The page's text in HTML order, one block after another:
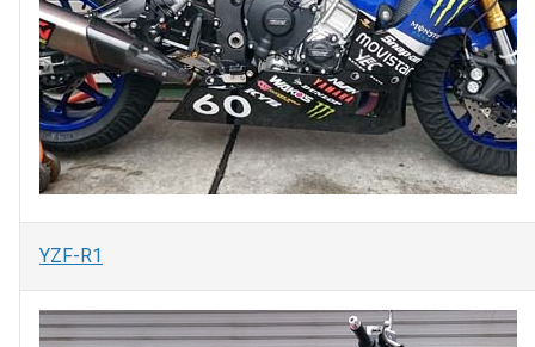
YZF-R1